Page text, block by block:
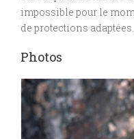
impossible pour le
de protections adaptées.
Photos